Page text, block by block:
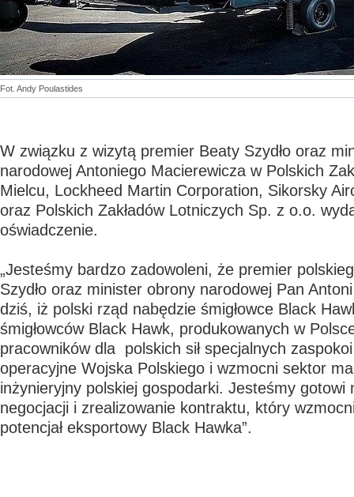
Fot. Andy Poulastides
W związku z wizytą premier Beaty Szydło oraz
narodowej Antoniego Macierewicza w Polskich
Mielcu, Lockheed Martin Corporation, Sikorsky
oraz Polskich Zakładów Lotniczych Sp. z o.o.
oświadczenie.
„Jesteśmy bardzo zadowoleni, że premier
Szydło oraz minister obrony narodowej Pan
dziś, iż polski rząd nabędzie śmigłowce Black
śmigłowców Black Hawk, produkowanych w
pracowników dla polskich sił specjalnych
operacyjne Wojska Polskiego i wzmocni sektor
inżynieryjny polskiej gospodarki. Jesteśmy gotowi
negocjacji i zrealizowanie kontraktu, który
potencjał eksportowy Black Hawka”.